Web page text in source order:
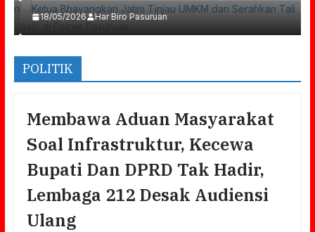
18/05/2026 Har Biro Pasuruan
POLITIK
Membawa Aduan Masyarakat
Soal Infrastruktur, Kecewa
Bupati Dan DPRD Tak Hadir,
Lembaga 212 Desak Audiensi
Ulang